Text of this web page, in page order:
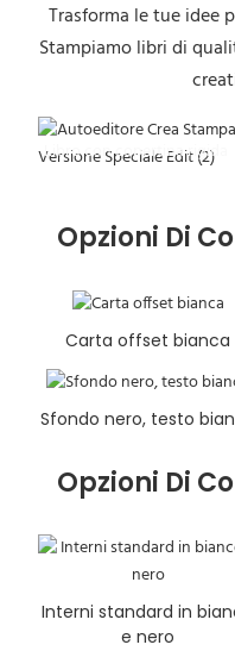
Trasforma le tue idee
Stampiamo libri di
Libro con copertina rigida
Opzioni Di
Carta offset bianca
Sfondo nero, testo
Opzioni Di
Interni standard in
e nero